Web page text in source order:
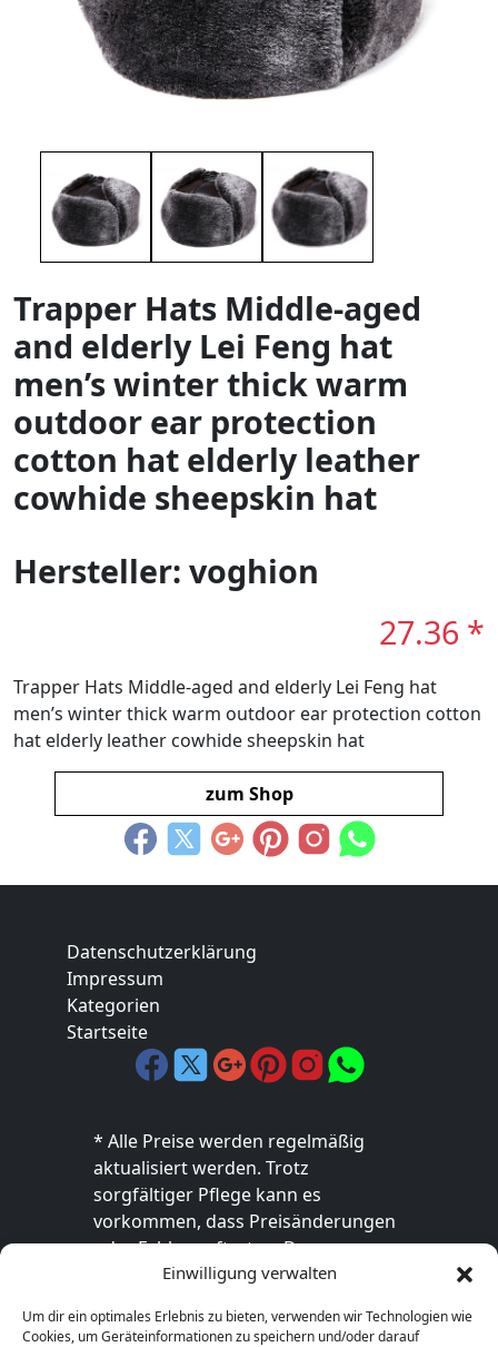
Einwilligung verwalten
Um dir ein optimales Erlebnis zu bieten, verwenden wir Technologien wie
Cookies, um Geräteinformationen zu speichern und/oder darauf
Trapper Hats Middle-aged
and elderly Lei Feng hat
men’s winter thick warm
outdoor ear protection
cotton hat elderly leather
cowhide sheepskin hat
Hersteller: voghion
27.36 *
Trapper Hats Middle-aged and elderly Lei Feng hat
men’s winter thick warm outdoor ear protection cotton
hat elderly leather cowhide sheepskin hat
zum Shop
Datenschutzerklärung
Impressum
Kategorien
Startseite
* Alle Preise werden regelmäßig
aktualisiert werden. Trotz
sorgfältiger Pflege kann es
vorkommen, dass Preisänderungen
oder Fehler auftreten. Der
endgültige Preis sowie die
ausschließlich im jeweiligen Online-